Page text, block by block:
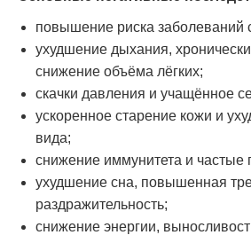
повышение риска заболеваний
ухудшение дыхания,
снижение объёма лёгких;
скачки давления и учащённое
ускоренное старение кожи и
вида;
снижение иммунитета и частые
ухудшение сна, повышенная
раздражительность;
снижение энергии,